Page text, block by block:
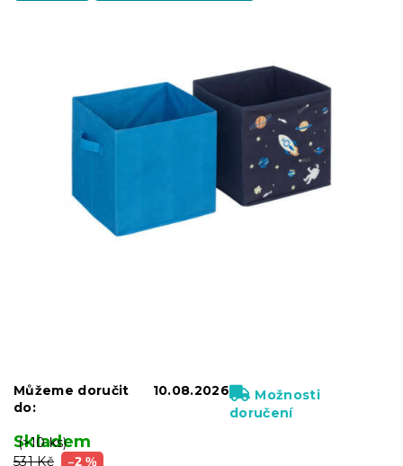
531 Kč –2 %
Skladem
(>10 ks)
Můžeme doručit
do:
10.08.2026
Možnosti
doručení